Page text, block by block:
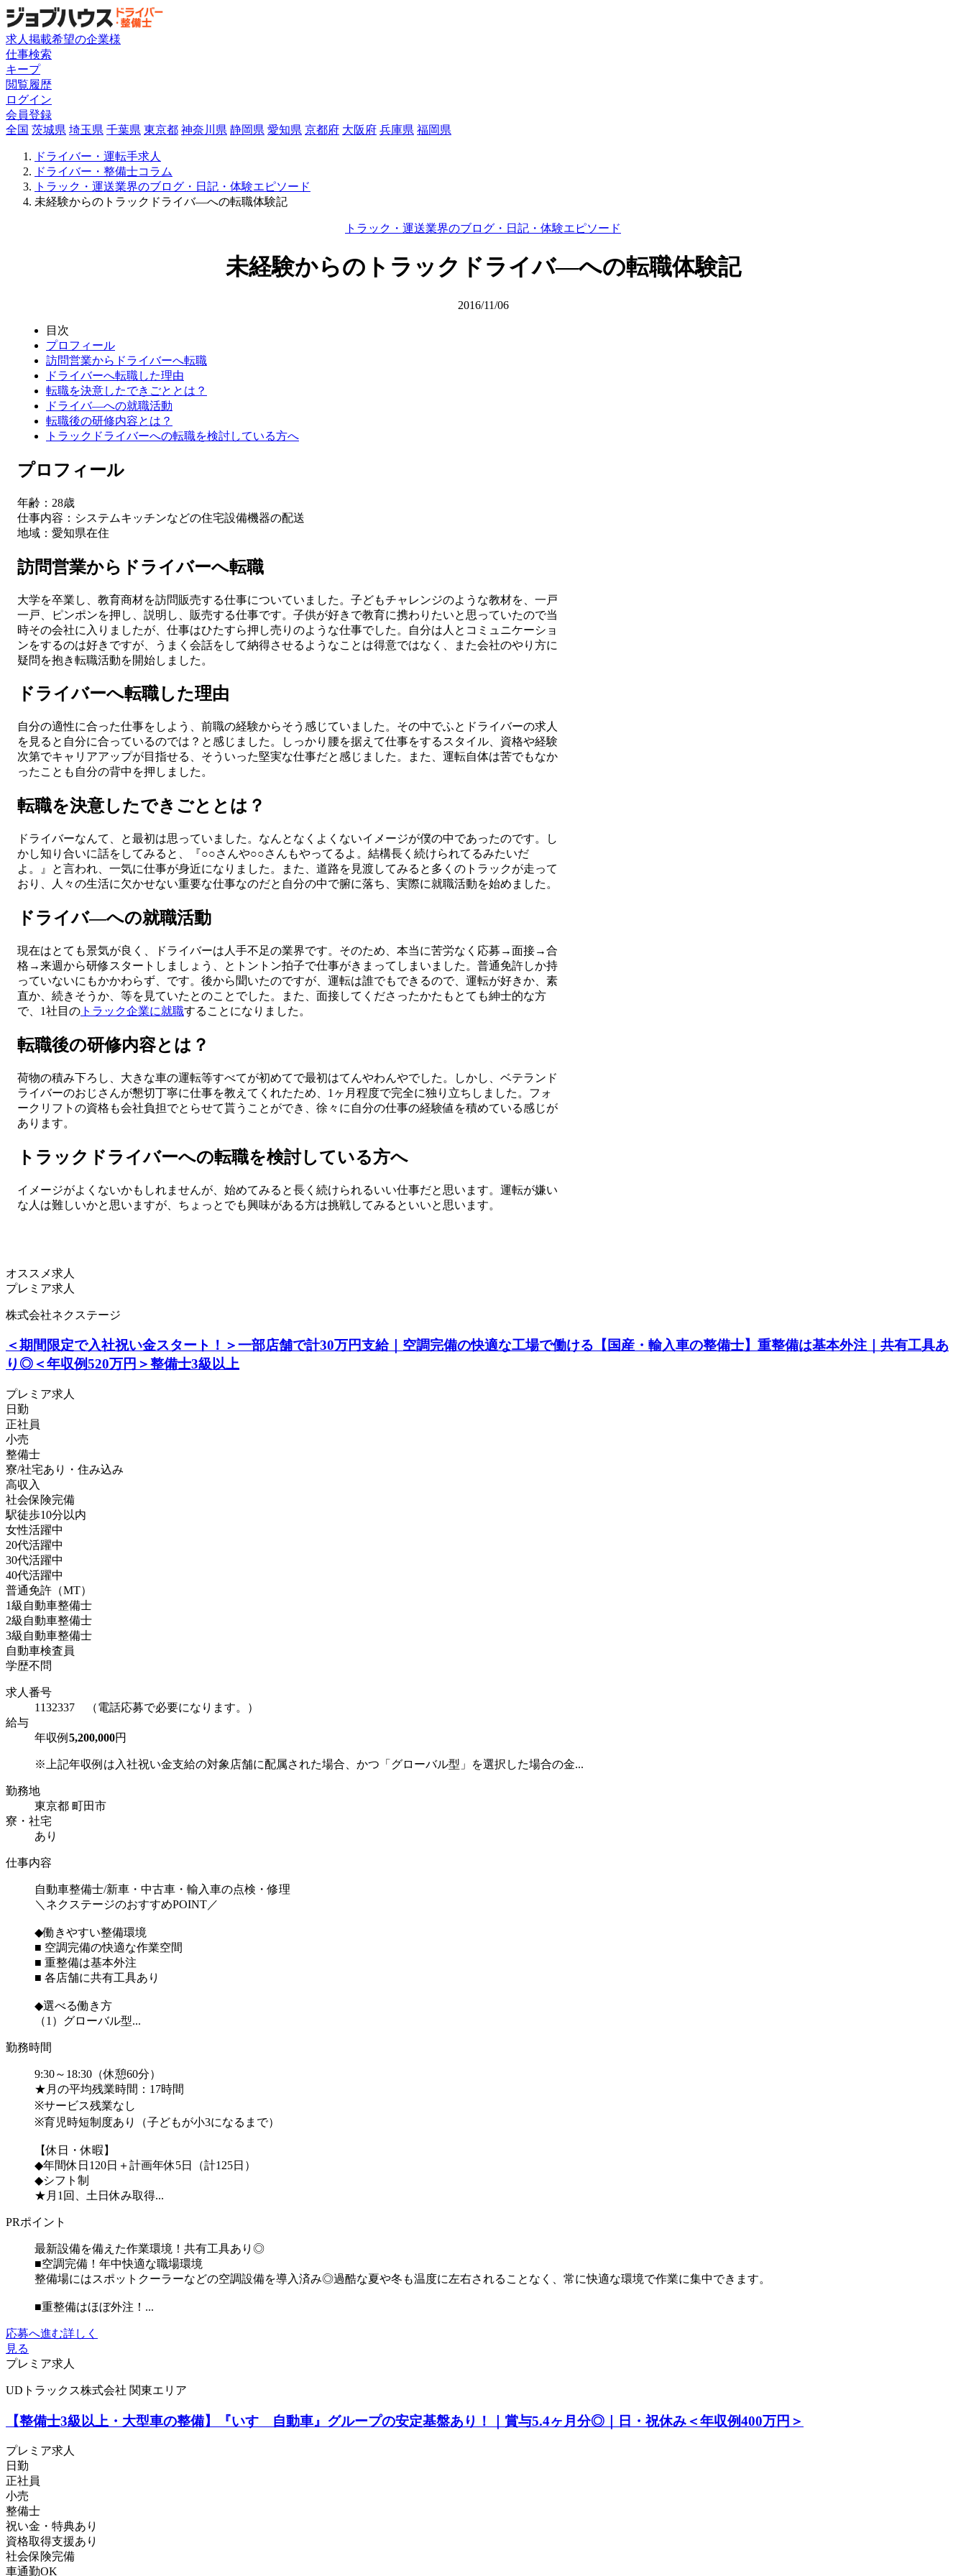
求人掲載希望の企業様
仕事検索
キープ
閲覧履歴
ログイン
会員登録
全国 茨城県 埼玉県 千葉県 東京都 神奈川県 静岡県 愛知県 京都府 大阪府 兵庫県 福岡県
ドライバー・運転手求人
ドライバー・整備士コラム
トラック・運送業界のブログ・日記・体験エピソード
未経験からのトラックドライバ―への転職体験記
トラック・運送業界のブログ・日記・体験エピソード
未経験からのトラックドライバ―への転職体験記
2016/11/06
目次
プロフィール
訪問営業からドライバーへ転職
ドライバーへ転職した理由
転職を決意したできごととは？
ドライバ―への就職活動
転職後の研修内容とは？
トラックドライバーへの転職を検討している方へ
プロフィール
年齢：28歳
仕事内容：システムキッチンなどの住宅設備機器の配送
地域：愛知県在住
訪問営業からドライバーへ転職
大学を卒業し、教育商材を訪問販売する仕事についていました。子どもチャレンジのような教材を、一戸
一戸、ピンポンを押し、説明し、販売する仕事です。子供が好きで教育に携わりたいと思っていたので当
時その会社に入りましたが、仕事はひたすら押し売りのような仕事でした。自分は人とコミュニケーショ
ンをするのは好きですが、うまく会話をして納得させるようなことは得意ではなく、また会社のやり方に
疑問を抱き転職活動を開始しました。
ドライバーへ転職した理由
自分の適性に合った仕事をしよう、前職の経験からそう感じていました。その中でふとドライバーの求人
を見ると自分に合っているのでは？と感じました。しっかり腰を据えて仕事をするスタイル、資格や経験
次第でキャリアアップが目指せる、そういった堅実な仕事だと感じました。また、運転自体は苦でもなか
ったことも自分の背中を押しました。
転職を決意したできごととは？
ドライバーなんて、と最初は思っていました。なんとなくよくないイメージが僕の中であったのです。し
かし知り合いに話をしてみると、『○○さんや○○さんもやってるよ。結構長く続けられてるみたいだ
よ。』と言われ、一気に仕事が身近になりました。また、道路を見渡してみると多くのトラックが走って
おり、人々の生活に欠かせない重要な仕事なのだと自分の中で腑に落ち、実際に就職活動を始めました。
ドライバ―への就職活動
現在はとても景気が良く、ドライバーは人手不足の業界です。そのため、本当に苦労なく応募→面接→合
格→来週から研修スタートしましょう、とトントン拍子で仕事がきまってしまいました。普通免許しか持
っていないにもかかわらず、です。後から聞いたのですが、運転は誰でもできるので、運転が好きか、素
直か、続きそうか、等を見ていたとのことでした。また、面接してくださったかたもとても紳士的な方
で、1社目の トラック企業に就職することになりました。
転職後の研修内容とは？
荷物の積み下ろし、大きな車の運転等すべてが初めてで最初はてんやわんやでした。しかし、ベテランド
ライバーのおじさんが懇切丁寧に仕事を教えてくれたため、1ヶ月程度で完全に独り立ちしました。フォ
ークリフトの資格も会社負担でとらせて貰うことができ、徐々に自分の仕事の経験値を積めている感じが
あります。
トラックドライバーへの転職を検討している方へ
イメージがよくないかもしれませんが、始めてみると長く続けられるいい仕事だと思います。運転が嫌い
な人は難しいかと思いますが、ちょっとでも興味がある方は挑戦してみるといいと思います。
オススメ求人
プレミア求人
株式会社ネクステージ
＜期間限定で入社祝い金スタート！＞一部店舗で計30万円支給｜空調完備の快適な工場で働ける【国産・輸入車の整備士】重整備は基本外注｜共有工具あ
り◎＜年収例520万円＞整備士3級以上
プレミア求人
日勤
正社員
小売
整備士
寮/社宅あり・住み込み
高収入
社会保険完備
駅徒歩10分以内
女性活躍中
20代活躍中
30代活躍中
40代活躍中
普通免許（MT）
1級自動車整備士
2級自動車整備士
3級自動車整備士
自動車検査員
学歴不問
求人番号
1132337 （電話応募で必要になります。）
給与
年収例 5,200,000円
※上記年収例は入社祝い金支給の対象店舗に配属された場合、かつ「グローバル型」を選択した場合の金...
勤務地
東京都 町田市
寮・社宅
あり
仕事内容
自動車整備士/新車・中古車・輸入車の点検・修理
＼ネクステージのおすすめPOINT／
◆働きやすい整備環境
■ 空調完備の快適な作業空間
■ 重整備は基本外注
■ 各店舗に共有工具あり
◆選べる働き方
（1）グローバル型...
勤務時間
9:30～18:30（休憩60分）
★月の平均残業時間：17時間
※サービス残業なし
※育児時短制度あり（子どもが小3になるまで）
【休日・休暇】
◆年間休日120日＋計画年休5日（計125日）
◆シフト制
★月1回、土日休み取得...
PRポイント
最新設備を備えた作業環境！共有工具あり◎
■空調完備！年中快適な職場環境
整備場にはスポットクーラーなどの空調設備を導入済み◎過酷な夏や冬も温度に左右されることなく、常に快適な環境で作業に集中できます。
■重整備はほぼ外注！...
応募へ進む詳しく
見る
プレミア求人
UDトラックス株式会社 関東エリア
【整備士3級以上・大型車の整備】『いすゞ自動車』グループの安定基盤あり！｜賞与5.4ヶ月分◎｜日・祝休み＜年収例400万円＞
プレミア求人
日勤
正社員
小売
整備士
祝い金・特典あり
資格取得支援あり
社会保険完備
車通勤OK